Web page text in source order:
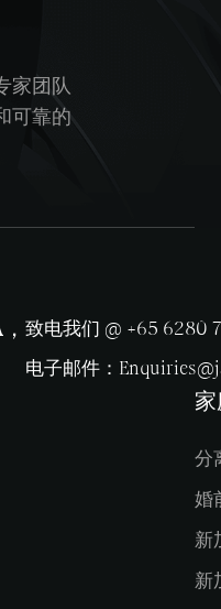
家团队
可靠的
致电我们 @ +65 6280
电子邮件：
分
婚
新
新